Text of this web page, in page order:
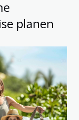
planen